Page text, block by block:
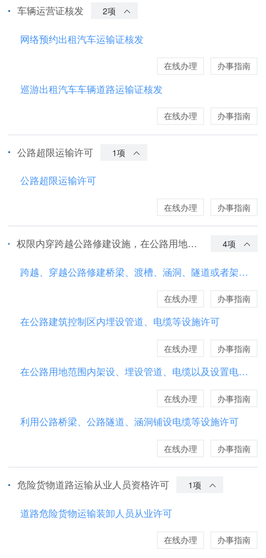
车辆运营证核发 2项
网络预约出租汽车运输证核发
在线办理 办事指南
巡游出租汽车车辆道路运输证核发
在线办理 办事指南
公路超限运输许可 1项
公路超限运输许可
在线办理 办事指南
权限内穿跨越公路修建设施，在公路用地范围内修建设施，利用公路桥梁、公路隧道、涵洞铺设设施，公路建筑控制区内埋设设施许可 4项
跨越、穿越公路修建桥梁、渡槽、涵洞、隧道或者架设、埋设管道、电缆等设施许可
在线办理 办事指南
在公路建筑控制区内埋设管道、电缆等设施许可
在线办理 办事指南
在公路用地范围内架设、埋设管道、电缆以及设置电杆、通信基站、变压器等类似设施许可
在线办理 办事指南
利用公路桥梁、公路隧道、涵洞铺设电缆等设施许可
在线办理 办事指南
危险货物道路运输从业人员资格许可 1项
道路危险货物运输装卸人员从业许可
在线办理 办事指南